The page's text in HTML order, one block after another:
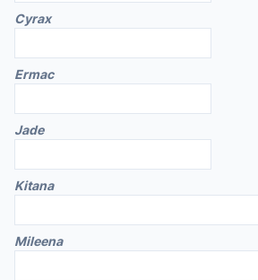
Cyrax
Ermac
Jade
Kitana
Mileena